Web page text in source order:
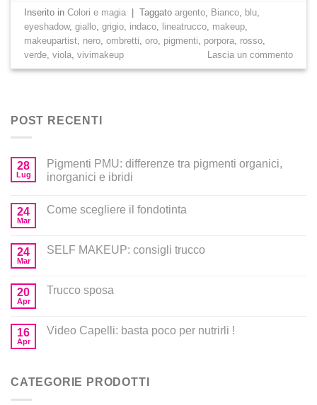
Inserito inColori e magia Taggatoargento Bianco blu
eyeshadow,giallo ,grigio indaco lineatrucco makeup
makeupartist nero ,ombretti ,oro pigmenti porpora rosso
verde ,viola ,vivimakeup Lascia un commento
POST RECENTI
28
Lug
Pigmenti PMU: differenze tra pigmenti organici,
inorganici e ibridi
24
Mar
Come scegliere il fondotinta
24
Mar
SELF MAKEUP: consigli trucco
20
Apr
Trucco sposa
16
Apr
Video Capelli: basta poco per nutrirli !
CATEGORIE PRODOTTI